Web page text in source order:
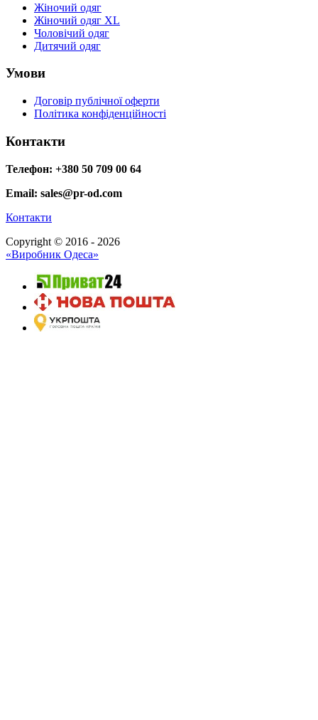
Жіночий одяг
Жіночий одяг XL
Чоловічий одяг
Дитячий одяг
Умови
Договір публічної оферти
Політика конфіденційності
Контакти
Телефон: +380 50 709 00 64
Email: sales@pr-od.com
Контакти
Copyright © 2016 - 2026
«Виробник Одеса»